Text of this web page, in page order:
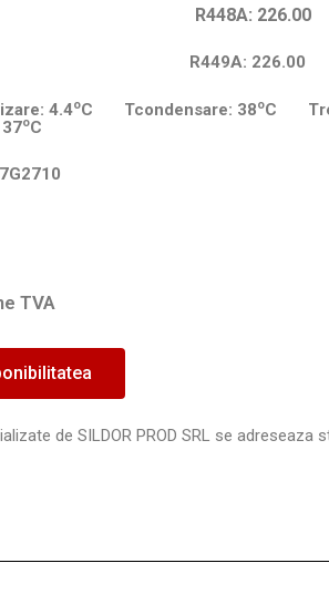
226.00
R449A: 226.00
4.4oC Tcondensare: 38oC
oC
TVA
de SILDOR PROD SRL se adreseaza